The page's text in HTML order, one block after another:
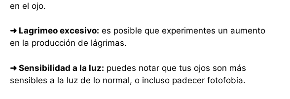
en el ojo.
➜ Lagrimeo excesivo: es posible que experimentes un aumento
en la producción de lágrimas.
➜ Sensibilidad a la luz: puedes notar que tus ojos son más
sensibles a la luz de lo normal, o incluso padecer fotofobia.